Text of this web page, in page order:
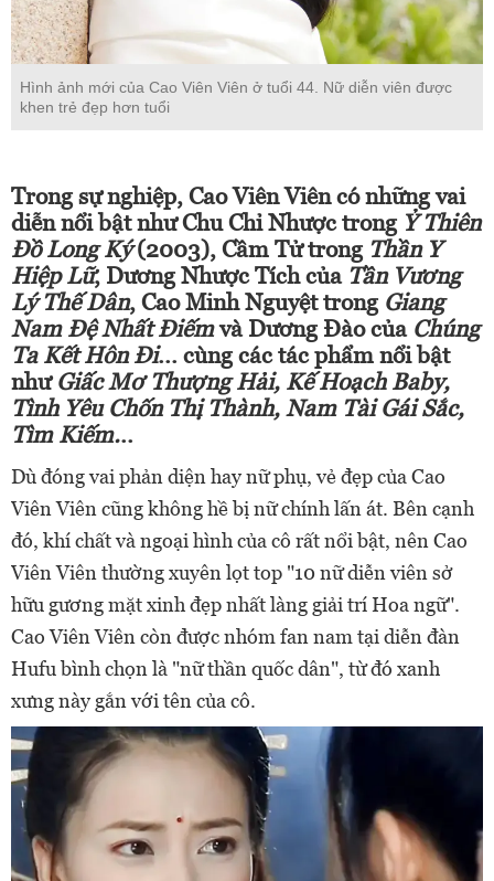
Hình ảnh mới của Cao Viên Viên ở tuổi 44. Nữ diễn viên được
khen trẻ đẹp hơn tuổi
Trong sự nghiệp, Cao Viên Viên có những vai
diễn nổi bật như Chu Chỉ Nhược trong Ỷ Thiên
Đồ Long Ký(2003), Cầm Tử trong Thần Y
Hiệp Lữ, Dương Nhược Tích của Tần Vương
Lý Thế Dân, Cao Minh Nguyệt trong Giang
Nam Đệ Nhất Điếmvà Dương Đào của Chúng
Ta Kết Hôn Đi... cùng các tác phẩm nổi bật
nhưGiấc Mơ Thượng Hải, Kế Hoạch Baby,
Tình Yêu Chốn Thị Thành, Nam Tài Gái Sắc,
Tìm Kiếm...
Dù đóng vai phản diện hay nữ phụ, vẻ đẹp của Cao
Viên Viên cũng không hề bị nữ chính lấn át. Bên cạnh
đó, khí chất và ngoại hình của cô rất nổi bật, nên Cao
Viên Viên thường xuyên lọt top "10 nữ diễn viên sở
hữu gương mặt xinh đẹp nhất làng giải trí Hoa ngữ".
Cao Viên Viên còn được nhóm fan nam tại diễn đàn
Hufu bình chọn là "nữ thần quốc dân", từ đó xanh
xưng này gắn với tên của cô.